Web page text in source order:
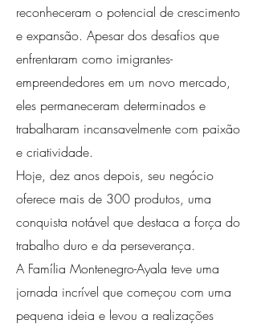
reconheceram o potencial de crescimento
e expansão. Apesar dos desafios que
enfrentaram como imigrantes-
empreendedores em um novo mercado,
eles permaneceram determinados e
trabalharam incansavelmente com paixão
e criatividade.
Hoje, dez anos depois, seu negócio
oferece mais de 300 produtos, uma
conquista notável que destaca a força do
trabalho duro e da perseverança.
A Família Montenegro-Ayala teve uma
jornada incrível que começou com uma
pequena ideia e levou a realizações